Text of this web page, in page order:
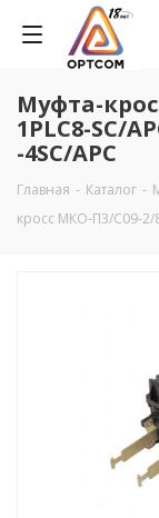
Муфта-
1PLC8-SC/
-4SC/APC
Главная - Каталог -
кросс МКО-П3/С09-2/